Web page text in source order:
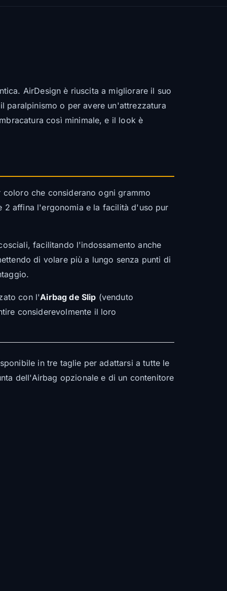
AirDesign è riuscita a migliorare il suo
o per avere un'attrezzatura
così minimale, e il look è
che considerano ogni grammo
2 affina l'ergonomia e la facilità d'uso pur
facilitando l'indossamento anche
di volare più a lungo senza punti di
con l'Airbag de Slip (venduto
considerevolmente il loro
in tre taglie per adattarsi a tutte le
dell'Airbag opzionale e di un contenitore